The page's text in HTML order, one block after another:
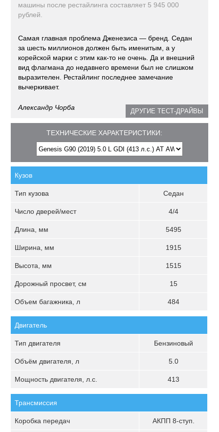
машины после рестайлинга составляет 5 945 000
рублей.
Самая главная проблема Дженезиса — бренд. Седан
за шесть миллионов должен быть именитым, а у
корейской марки с этим как-то не очень. Да и внешний
вид флагмана до недавнего времени был не слишком
выразителен. Рестайлинг последнее замечание
вычеркивает.
Александр Чорба ДРУГИЕ ТЕСТ-ДРАЙВЫ
ТЕХНИЧЕСКИЕ ХАРАКТЕРИСТИКИ:
Кузов
Тип кузова Седан
Число дверей/мест 4/4
Длина, мм 5495
Ширина, мм 1915
Высота, мм 1515
Дорожный просвет, см 15
Объем багажника, л 484
Двигатель
Тип двигателя Бензиновый
Объём двигателя, л 5.0
Мощность двигателя, л.с. 413
Трансмиссия
Коробка передач АКПП 8-ступ.